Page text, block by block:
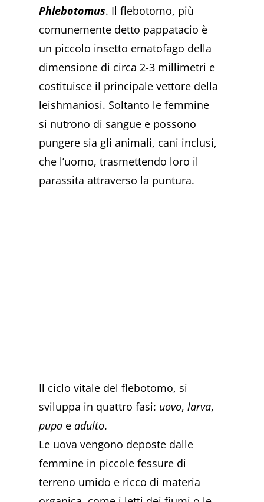
Phlebotomus. Il flebotomo, più
comunemente detto pappatacio è
un piccolo insetto ematofago della
dimensione di circa 2-3 millimetri e
costituisce il principale vettore della
leishmaniosi. Soltanto le femmine
si nutrono di sangue e possono
pungere sia gli animali, cani inclusi,
che l’uomo, trasmettendo loro il
parassita attraverso la puntura.
Il ciclo vitale del flebotomo, si
sviluppa in quattro fasi: uovo,larva,
pupa eadulto.
Le uova vengono deposte dalle
femmine in piccole fessure di
terreno umido e ricco di materia